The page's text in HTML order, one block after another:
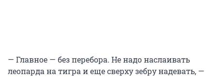
— Главное — без перебора. Не надо наслаивать
леопарда на тигра и еще сверху зебру надевать, —